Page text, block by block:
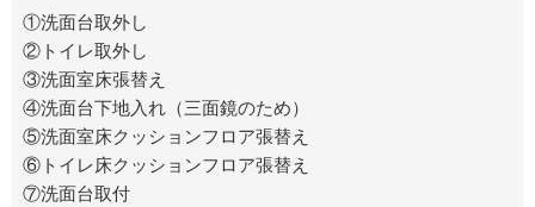
①洗面台取外し
②トイレ取外し
③洗面室床張替え
④洗面台下地入れ（三面鏡のため）
⑤洗面室床クッションフロア張替え
⑥トイレ床クッションフロア張替え
⑦洗面台取付